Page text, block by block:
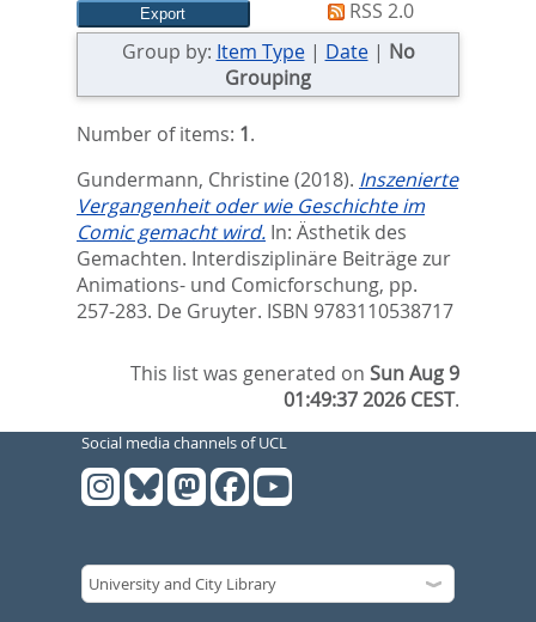
RSS 2.0
Group by: Item Type| Date| No
Grouping
Number of items: 1.
Gundermann, Christine (2018). Inszenierte
Vergangenheit oder wie Geschichte im
Comic gemacht wird. In: Ästhetik des
Gemachten. Interdisziplinäre Beiträge zur
Animations- und Comicforschung, pp.
257-283. De Gruyter. ISBN 9783110538717
This list was generated onSun Aug 9
01:49:37 2026 CEST.
Social media channels of UCL